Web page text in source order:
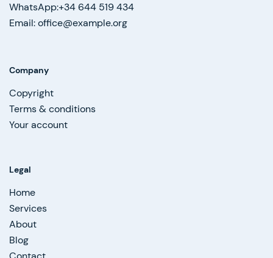
WhatsApp:+34 644 519 434
Email: office@example.org
Company
Copyright
Terms & conditions
Your account
Legal
Home
Services
About
Blog